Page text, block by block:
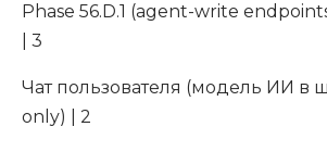
Phase 56.D.1 (agent-write
| 3
Чат пользователя (модель ИИ в
only) | 2